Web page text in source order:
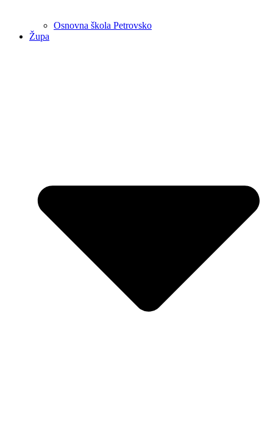
Osnovna škola Petrovsko
Župa